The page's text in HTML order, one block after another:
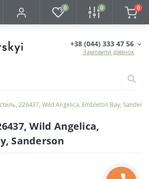
0 0 0
+38 (044) 333 47 56
Замовити дзвінок
226437, Wild Angelica, Embleton Bay,
Wild Angelica,
Sanderson